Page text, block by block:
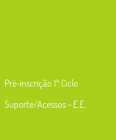
Pré-inscrição 1º Ciclo
Suporte/Acessos – E.E.